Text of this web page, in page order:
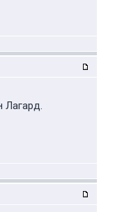
Лагард.